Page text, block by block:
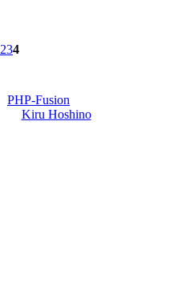
234
PHP-Fusion
Kiru Hoshino